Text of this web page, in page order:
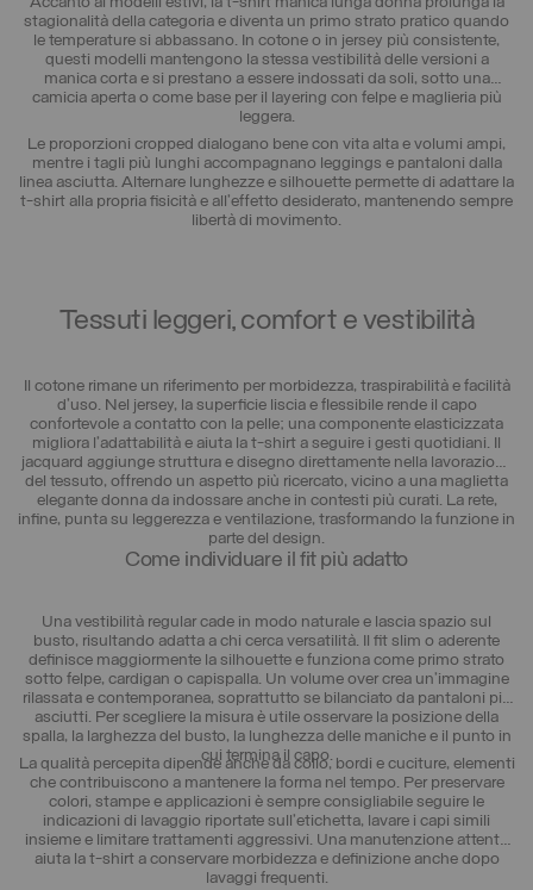
stagionalità della categoria e diventa un primo strato pratico quando
le temperature si abbassano. In cotone o in jersey più consistente,
questi modelli mantengono la stessa vestibilità delle versioni a
manica corta e si prestano a essere indossati da soli, sotto una
camicia aperta o come base per il layering con felpe e maglieria più
leggera.
Le proporzioni cropped dialogano bene con vita alta e volumi ampi,
mentre i tagli più lunghi accompagnano leggings e pantaloni dalla
linea asciutta. Alternare lunghezze e silhouette permette di adattare la
t-shirt alla propria fisicità e all’effetto desiderato, mantenendo sempre
libertà di movimento.
Tessuti leggeri, comfort e vestibilità
Il cotone rimane un riferimento per morbidezza, traspirabilità e facilità
d’uso. Nel jersey, la superficie liscia e flessibile rende il capo
confortevole a contatto con la pelle; una componente elasticizzata
migliora l’adattabilità e aiuta la t-shirt a seguire i gesti quotidiani. Il
jacquard aggiunge struttura e disegno direttamente nella lavorazione
del tessuto, offrendo un aspetto più ricercato, vicino a una maglietta
elegante donna da indossare anche in contesti più curati. La rete,
infine, punta su leggerezza e ventilazione, trasformando la funzione in
parte del design.
Come individuare il fit più adatto
Una vestibilità regular cade in modo naturale e lascia spazio sul
busto, risultando adatta a chi cerca versatilità. Il fit slim o aderente
definisce maggiormente la silhouette e funziona come primo strato
sotto felpe, cardigan o capispalla. Un volume over crea un’immagine
rilassata e contemporanea, soprattutto se bilanciato da pantaloni più
asciutti. Per scegliere la misura è utile osservare la posizione della
spalla, la larghezza del busto, la lunghezza delle maniche e il punto in
cui termina il capo.
La qualità percepita dipende anche da collo, bordi e cuciture, elementi
che contribuiscono a mantenere la forma nel tempo. Per preservare
colori, stampe e applicazioni è sempre consigliabile seguire le
indicazioni di lavaggio riportate sull’etichetta, lavare i capi simili
insieme e limitare trattamenti aggressivi. Una manutenzione attenta
aiuta la t-shirt a conservare morbidezza e definizione anche dopo
lavaggi frequenti.